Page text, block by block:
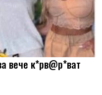
вече к*рв@р*ват